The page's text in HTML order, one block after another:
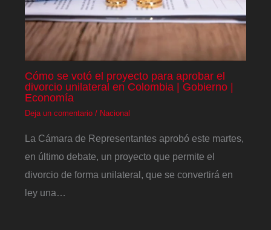
Cómo se votó el proyecto para aprobar el
divorcio unilateral en Colombia | Gobierno |
Economía
Deja un comentario / Nacional
La Cámara de Representantes aprobó este martes,
en último debate, un proyecto que permite el
divorcio de forma unilateral, que se convertirá en
ley una…